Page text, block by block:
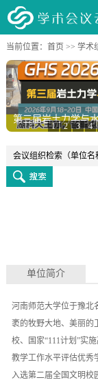
当前位置： 首页 >> 学术
第三届岩土力学与
1 2 3 4
单位简介
河南师范大学位于豫北
袤的牧野大地、美丽的
校、国家“111计划”实
教学工作水平评估优秀
入选第二届全国文明校